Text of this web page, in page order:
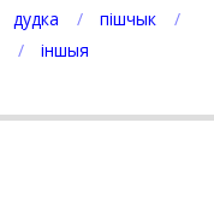
дудка
пішчык
іншыя